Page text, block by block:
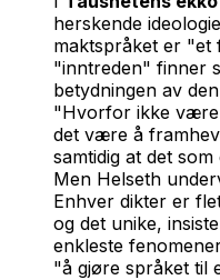
herskende
maktspråket er "et
"inntreden" finner
betydningen av
"Hvorfor ikke være
det være å
samtidig at det
Men Helseth
Enhver dikter er
og det unike,
enkleste
"å gjøre språket til